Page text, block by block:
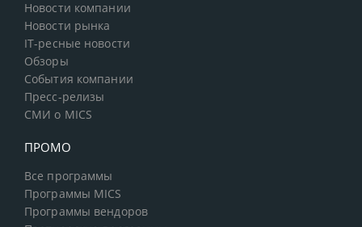
Новости компании
Новости рынка
IT-ресные новости
Обзоры
События компании
Пресс-релизы
СМИ о MICS
ПРОМО
Все программы
Программы MICS
Программы вендоров